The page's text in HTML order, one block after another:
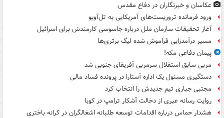
عکاسان و خبرنگاران در دفاع مقدس
ورود فرمانده تروریست‌های آمریکایی به تل‌آویو
آغاز تحقیقات سازمان ملل درباره جاسوسی کارمندش برای اسرائیل
مسیر درآمدزایی فراموش شده لیگ برتری‌ها
پیمان دفاعی مکه!
مربی سابق استقلال سرمربی آفریقای جنوبی شد
دستگیری مسئول یک اداره آستارا در پرونده فساد مالی
مجتبی جباری تیم جدیدش را انتخاب کرد
روایت رسانه عبری از دخالت آشکار ترامپ در کوبا
هشدار حماس درباره اقدامات توسعه طلبانه اشغالگران در کرانه باختری